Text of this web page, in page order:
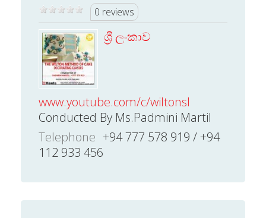
0 reviews
ශ්‍රී ලංකාව
www.youtube.com/c/wiltonsl
Conducted By Ms.Padmini Martil
Telephone +94 777 578 919 / +94
112 933 456